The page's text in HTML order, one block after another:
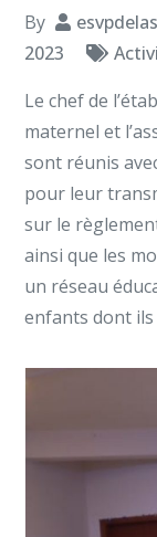
By
2023
Le chef de
maternel et
sont réunis
pour leur
sur le
ainsi que les
un réseau
enfants dont